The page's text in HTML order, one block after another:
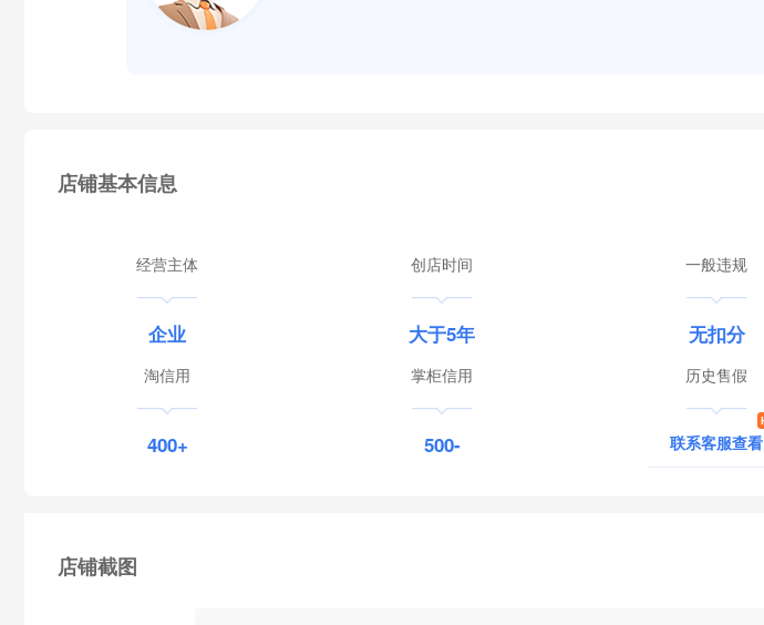
店铺基本信息
经营主体
企业
创店时间
大于5年
一般违规
无扣分
淘信用
400+
掌柜信用
500-
历史售假
联系客服查看
店铺截图